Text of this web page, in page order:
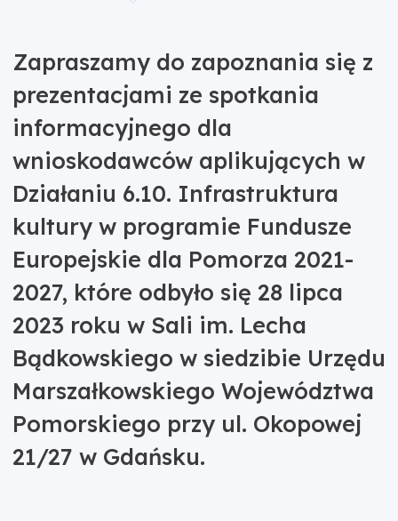
Zapraszamy do zapoznania się z
prezentacjami ze spotkania
informacyjnego dla
wnioskodawców aplikujących w
Działaniu 6.10. Infrastruktura
kultury w programie Fundusze
Europejskie dla Pomorza 2021-
2027, które odbyło się 28 lipca
2023 roku w Sali im. Lecha
Bądkowskiego w siedzibie Urzędu
Marszałkowskiego Województwa
Pomorskiego przy ul. Okopowej
21/27 w Gdańsku.